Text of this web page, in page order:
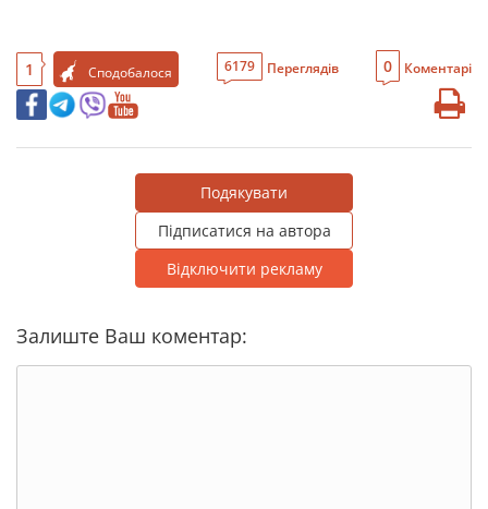
1 Сподобалося 6179 Переглядів 0 Коментарі
Подякувати
Підписатися на автора
Відключити рекламу
Залиште Ваш коментар: